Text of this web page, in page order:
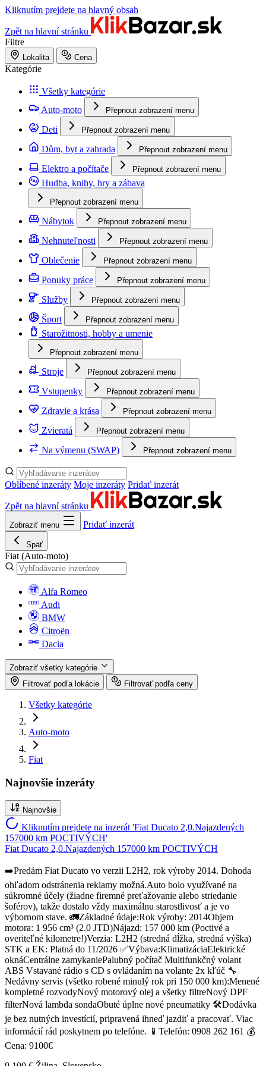
Kliknutím prejdete na hlavný obsah
Zpět na hlavní stránku
Filtre
Lokalita Cena
Kategórie
Všetky kategórie
Auto-moto
Přepnout zobrazení menu
Deti Přepnout zobrazení menu
Dům, byt a zahrada Přepnout zobrazení menu
Elektro a počítače Přepnout zobrazení menu
Hudba, knihy, hry a zábava
Přepnout zobrazení menu
Nábytok Přepnout zobrazení menu
Nehnuteľnosti Přepnout zobrazení menu
Oblečenie Přepnout zobrazení menu
Ponuky práce Přepnout zobrazení menu
Služby Přepnout zobrazení menu
Šport Přepnout zobrazení menu
Starožitnosti, hobby a umenie
Přepnout zobrazení menu
Stroje Přepnout zobrazení menu
Vstupenky Přepnout zobrazení menu
Zdravie a krása Přepnout zobrazení menu
Zvieratá Přepnout zobrazení menu
Na výmenu (SWAP) Přepnout zobrazení menu
Oblíbené inzeráty Moje inzeráty Pridať inzerát
Zpět na hlavní stránku
Zobraziť menu Pridať inzerát
Späť
Fiat (Auto-moto)
Alfa Romeo
Audi
BMW
Citroën
Dacia
Zobraziť všetky kategórie
Filtrovať podľa lokácie
Filtrovať podľa ceny
Všetky kategórie
Auto-moto
Fiat
Najnovšie inzeráty
Najnovšie
Kliknutím prejdete na inzerát 'Fiat Ducato 2,0.Najazdených
157000 km POCTIVÝCH'
Fiat Ducato 2,0.Najazdených 157000 km POCTIVÝCH
➡️Predám Fiat Ducato vo verzii L2H2, rok výroby 2014. Dohoda
ohľadom odstránenia reklamy možná.Auto bolo využívané na
súkromné účely (žiadne firemné preťažovanie alebo striedanie
šoférov), takže dostalo vždy maximálnu starostlivosť a je vo
výbornom stave. 🚛​Základné údaje: ​Rok výroby: 2014 ​Objem
motora: 1 956 cm³ (2.0 JTD) ​Nájazd: 157 000 km (Poctivé a
overiteľné kilometre!) ​Verzia: L2H2 (stredná dĺžka, stredná výška) ​
STK a EK: Platná do 11/2026 ✅️​Výbava: ​Klimatizácia ​Elektrické
okná ​Centrálne zamykanie ​Palubný počítač Multifunkčný volant
ABS Vstavané rádio s CD s ovládaním na volante 2x kľúč 🔧​
Nedávny servis (všetko robené minulý rok pri 150 000 km): ​Menené
kompletné rozvody ​Nový motorový olej a všetky filtre ​Nový DPF
filter ​Nová lambda sonda ​Obuté úplne nové pneumatiky 🛠​Dodávka
je bez nutných investícií, pripravená ihneď jazdiť a pracovať. Viac
informácií rád poskytnem po telefóne. 📱Telefón: 0908 262 161 💰
Cena: 9100€